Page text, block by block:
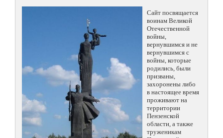
Сайт посвящается
воинам Великой
Отечественной
войны,
вернувшимся и не
вернувшимся с
войны, которые
родились, были
призваны,
захоронены либо
в настоящее время
проживают на
территории
Пензенской
области, а также
труженикам